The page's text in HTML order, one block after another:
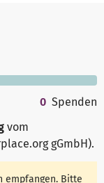
0 Spenden
vom
gGmbH).
empfangen. Bitte